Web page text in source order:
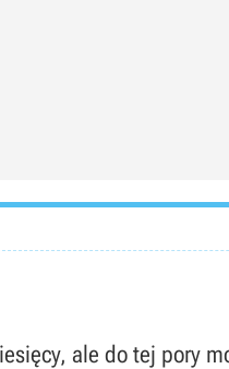
ale do tej pory